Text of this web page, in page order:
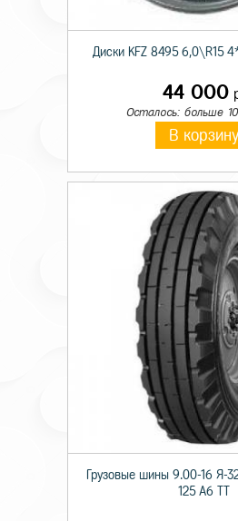
Диски KFZ 8495 6,0\R15
44 000
Осталось: больше
В корзину
Грузовые шины 9.00-16 Я-
125 A6 TT